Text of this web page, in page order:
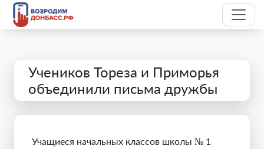
Учеников Тореза и Приморья
объединили письма дружбы
Учащиеся начальных классов школы № 1